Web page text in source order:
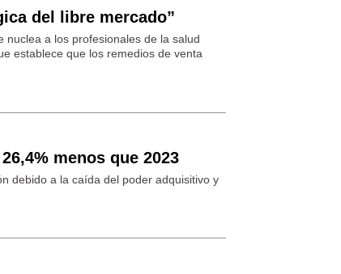
del libre mercado”
nuclea a los profesionales de la salud
establece que los remedios de venta
menos que 2023
debido a la caída del poder adquisitivo y